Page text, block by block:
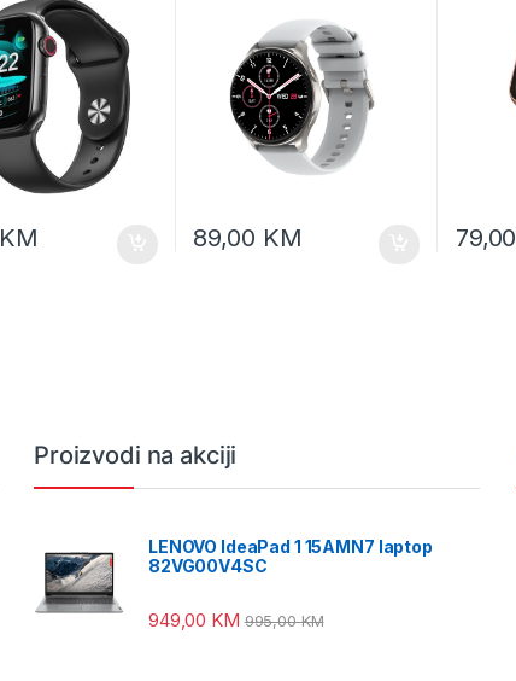
KM 89,00 KM 79,00
Proizvodi na akciji
LENOVO IdeaPad 1 15AMN7 laptop
82VG00V4SC
949,00 KM 995,00KM